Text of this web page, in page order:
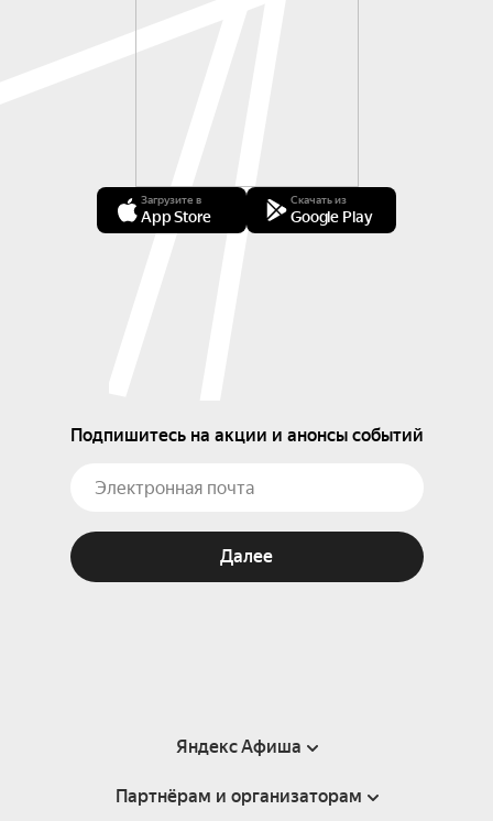
Загрузите в
App Store
Скачать из
Google Play
Подпишитесь на акции и анонсы событий
Далее
Яндекс Афиша
Справка
Партнёрам и организаторам